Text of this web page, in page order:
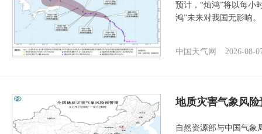
预计，“灿鸿”将以每小
鸿”未来对我国无影响。
中国天气网 2026-08-
地质灾害气象风
自然资源部与中国气象